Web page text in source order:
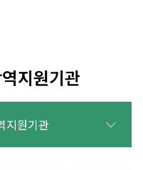
지원기관
지원기관